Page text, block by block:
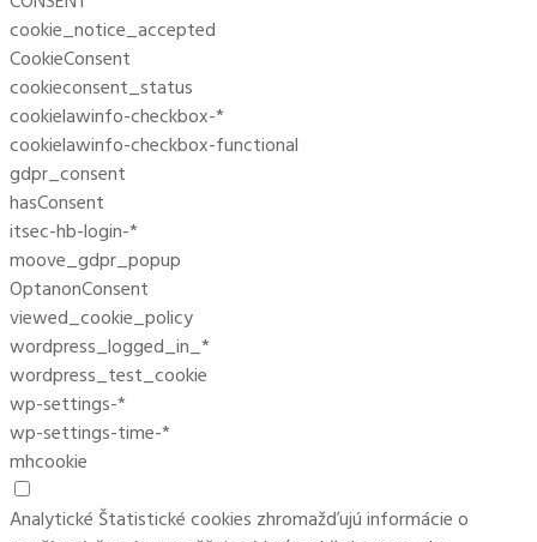
cookie_notice_accepted
CookieConsent
cookieconsent_status
cookielawinfo-checkbox-*
cookielawinfo-checkbox-functional
gdpr_consent
hasConsent
itsec-hb-login-*
moove_gdpr_popup
OptanonConsent
viewed_cookie_policy
wordpress_logged_in_*
wordpress_test_cookie
wp-settings-*
wp-settings-time-*
mhcookie
Analytické Štatistické cookies zhromažďujú informácie o